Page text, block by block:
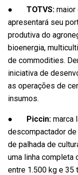
● TOTVS: maior
apresentará seu
produtiva do
bioenergia,
de commodities.
iniciativa de
as operações de
insumos.
● Piccin: marca
descompactador
de palhada de
uma linha completa
entre 1.500 kg e 35